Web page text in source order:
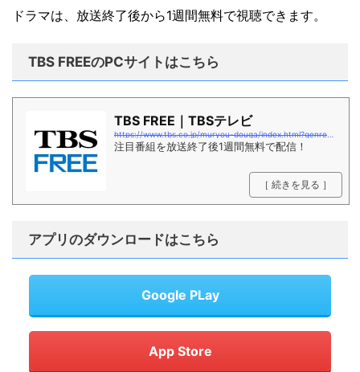
ドラマは、放送終了後から1週間無料で視聴できます。
TBS FREEのPCサイトはこちら
TBS FREE｜TBSテレビ
注目番組を放送終了後1週間無料で配信！
［ 続きを見る ］
アプリのダウンロードはこちら
Google PLay
App Store